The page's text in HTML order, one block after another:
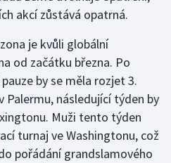
akcí zůstává opatrná.
je kvůli globální
od začátku března. Po
by se měla rozjet 3.
Palermu, následující týden by
Muži tento týden
turnaj ve Washingtonu, což
pořádání grandslamového